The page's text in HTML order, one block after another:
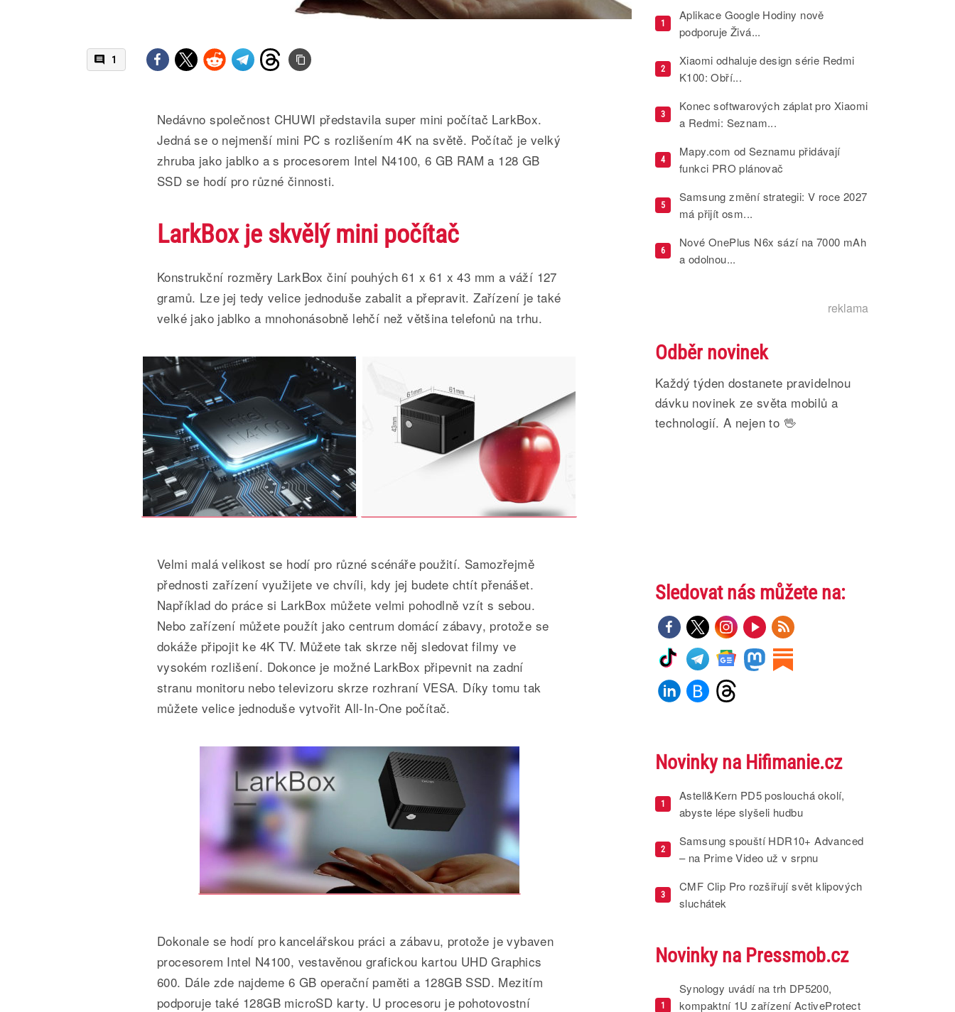
1
Nedávno společnost CHUWI představila super mini počítač LarkBox.
Jedná se o nejmenší mini PC s rozlišením 4K na světě. Počítač je velký
zhruba jako jablko a s procesorem Intel N4100, 6 GB RAM a 128 GB
SSD se hodí pro různé činnosti.
LarkBox je skvělý mini počítač
Konstrukční rozměry LarkBox činí pouhých 61 x 61 x 43 mm a váží 127
gramů. Lze jej tedy velice jednoduše zabalit a přepravit. Zařízení je také
velké jako jablko a mnohonásobně lehčí než většina telefonů na trhu.
Velmi malá velikost se hodí pro různé scénáře použití. Samozřejmě
přednosti zařízení využijete ve chvíli, kdy jej budete chtít přenášet.
Například do práce si LarkBox můžete velmi pohodlně vzít s sebou.
Nebo zařízení můžete použít jako centrum domácí zábavy, protože se
dokáže připojit ke 4K TV. Můžete tak skrze něj sledovat filmy ve
vysokém rozlišení. Dokonce je možné LarkBox připevnit na zadní
stranu monitoru nebo televizoru skrze rozhraní VESA. Díky tomu tak
můžete velice jednoduše vytvořit All-In-One počítač.
Dokonale se hodí pro kancelářskou práci a zábavu, protože je vybaven
procesorem Intel N4100, vestavěnou grafickou kartou UHD Graphics
600. Dále zde najdeme 6 GB operační paměti a 128GB SSD. Mezitím
podporuje také 128GB microSD karty. U procesoru je pohotovostní
1
Aplikace Google Hodiny nově
podporuje Živá...
2
Xiaomi odhaluje design série Redmi
K100: Obří...
3
Konec softwarových záplat pro Xiaomi
a Redmi: Seznam...
4
Mapy.com od Seznamu přidávají
funkci PRO plánovač
5
Samsung změní strategii: V roce 2027
má přijít osm...
6
Nové OnePlus N6x sází na 7000 mAh
a odolnou...
reklama
Odběr novinek
Každý týden dostanete pravidelnou
dávku novinek ze světa mobilů a
technologií. A nejen to 🖖
Sledovat nás můžete na:
Novinky na Hifimanie.cz
1
Astell&Kern PD5 poslouchá okolí,
abyste lépe slyšeli hudbu
2
Samsung spouští HDR10+ Advanced
– na Prime Video už v srpnu
3
CMF Clip Pro rozšiřují svět klipových
sluchátek
Novinky na Pressmob.cz
1
Synology uvádí na trh DP5200,
kompaktní 1U zařízení ActiveProtect